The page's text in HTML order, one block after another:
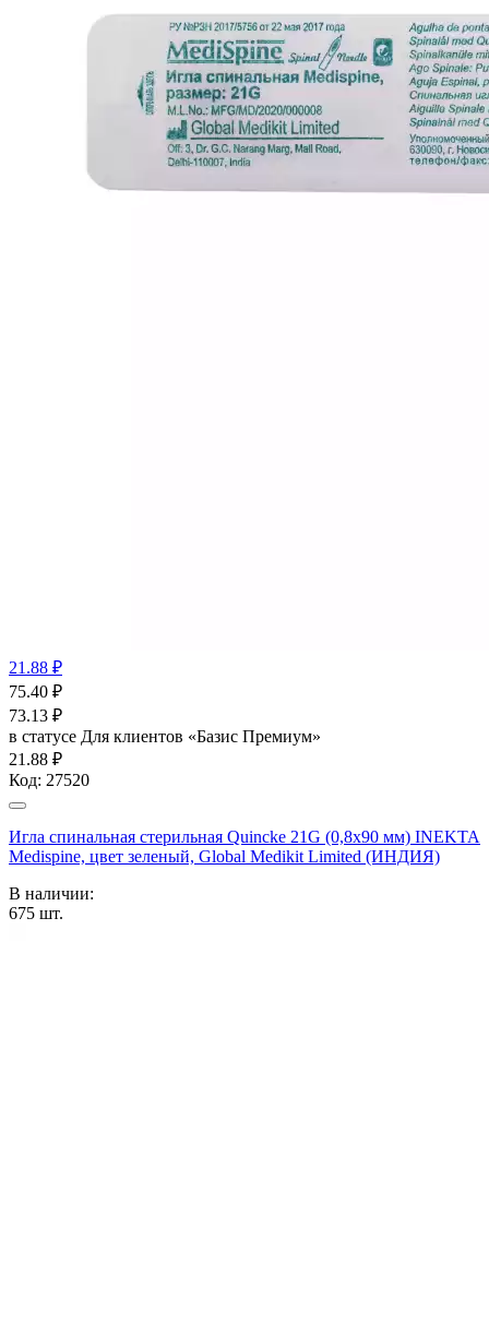
21.88 ₽
75.40 ₽
73.13 ₽
в статусе Для клиентов «Базис Премиум»
21.88 ₽
Код: 27520
Игла спинальная стерильная Quincke 21G (0,8х90 мм) INEKTA
Medispine, цвет зеленый, Global Medikit Limited (ИНДИЯ)
В наличии:
675 шт.